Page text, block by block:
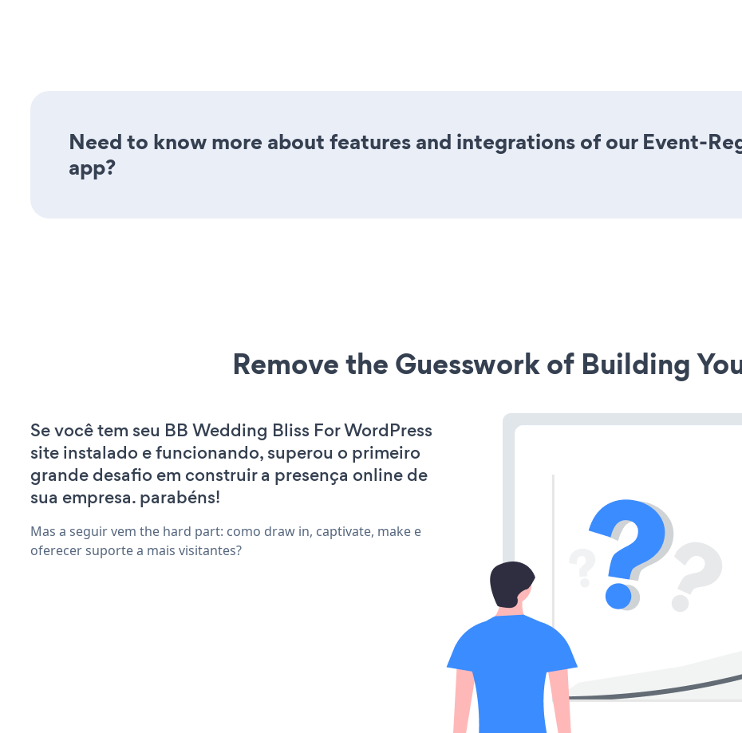
Need to know more about features and integrations of our Event-
app?
Remove the Guesswork of Building
Se você tem seu BB Wedding Bliss For WordPress
site instalado e funcionando, superou o primeiro
grande desafio em construir a presença online de
sua empresa. parabéns!
Mas a seguir vem the hard part: como draw in, captivate, make e
oferecer suporte a mais visitantes?